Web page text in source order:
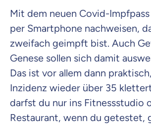
Mit dem neuen Covid-
per Smartphone nachweisen,
zweifach geimpft bist. Auch
Genese sollen sich damit
Das ist vor allem dann
Inzidenz wieder über 35
darfst du nur ins Fitnessstudio
Restaurant, wenn du getestet,